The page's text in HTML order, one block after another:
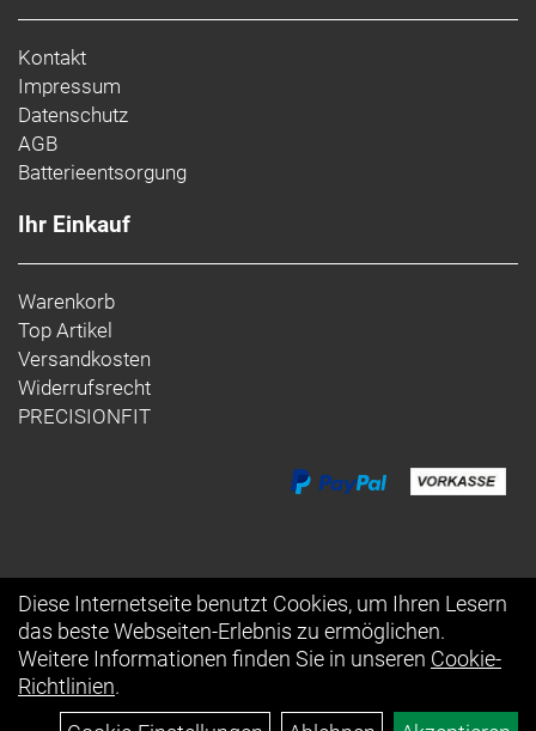
Kontakt
Impressum
Datenschutz
AGB
Batterieentsorgung
Ihr Einkauf
Warenkorb
Top Artikel
Versandkosten
Widerrufsrecht
PRECISIONFIT
Diese Internetseite benutzt Cookies, um Ihren Lesern
das beste Webseiten-Erlebnis zu ermöglichen.
Weitere Informationen finden Sie in unseren Cookie-
Richtlinien.
Auftrag widerrufen